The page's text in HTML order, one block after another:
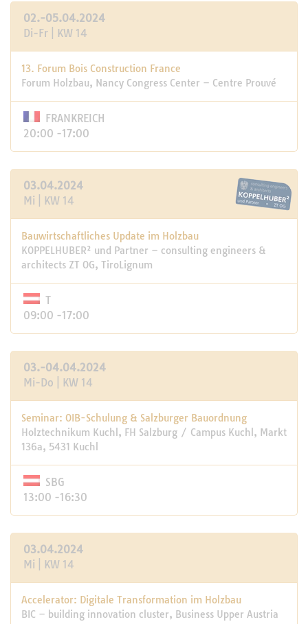
02.-05.04.2024
Di-Fr | KW 14
13. Forum Bois Construction France
Forum Holzbau, Nancy Congress Center – Centre Prouvé
FRANKREICH
20:00 -17:00
03.04.2024
Mi | KW 14
Bauwirtschaftliches Update im Holzbau
KOPPELHUBER² und Partner – consulting engineers &
architects ZT OG, TiroLignum
T
09:00 -17:00
03.-04.04.2024
Mi-Do | KW 14
Seminar: OIB-Schulung & Salzburger Bauordnung
Holztechnikum Kuchl, FH Salzburg / Campus Kuchl, Markt
136a, 5431 Kuchl
SBG
13:00 -16:30
03.04.2024
Mi | KW 14
Accelerator: Digitale Transformation im Holzbau
BIC – building innovation cluster, Business Upper Austria